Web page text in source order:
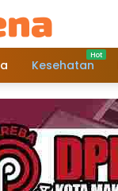
Kesehatan